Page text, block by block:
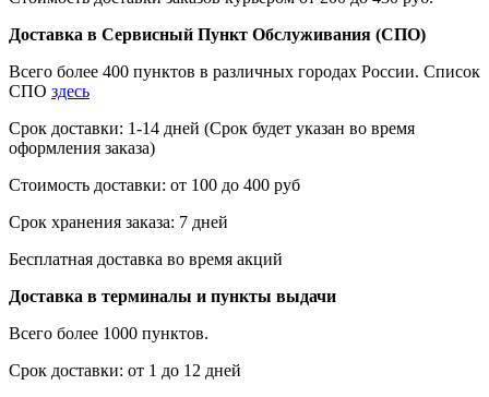
Доставка в Сервисный Пункт Обслуживания (СПО)
Всего более 400 пунктов в различных городах России. Список
СПО здесь
Срок доставки: 1-14 дней (Срок будет указан во время
оформления заказа)
Стоимость доставки: от 100 до 400 руб
Срок хранения заказа: 7 дней
Бесплатная доставка во время акций
Доставка в терминалы и пункты выдачи
Всего более 1000 пунктов.
Срок доставки: от 1 до 12 дней